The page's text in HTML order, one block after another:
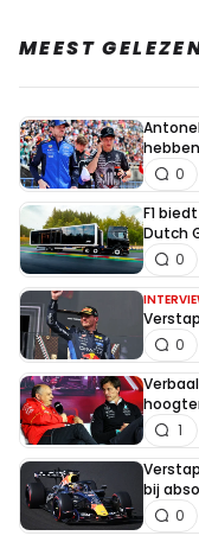
MEEST
0
F1
Dutch
0
0
1
bij
0